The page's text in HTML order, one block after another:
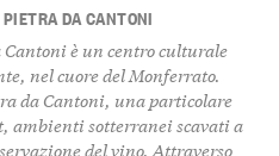
PIETRA DA CANTONI
Cantoni è un centro culturale
nel cuore del Monferrato.
da Cantoni, una particolare
ambienti sotterranei scavati a
del vino. Attraverso